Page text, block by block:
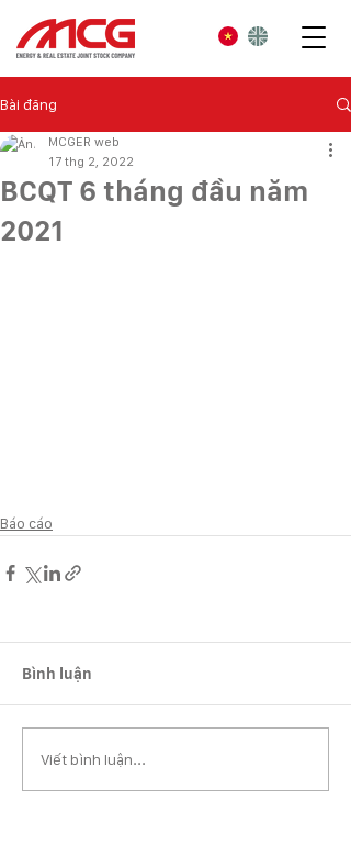
Bài đăng
BCQT 6 tháng đầu năm
2021
MCGER web
17 thg 2, 2022
Báo cáo
Bình luận
Viết bình luận...